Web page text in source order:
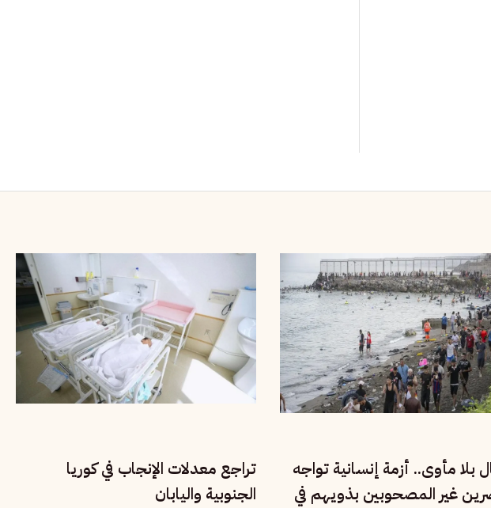
بلا مأوى.. أزمة إنسانية تواجه
غير المصحوبين بذويهم في
تراجع معدلات الإنجاب في كوريا
الجنوبية واليابان